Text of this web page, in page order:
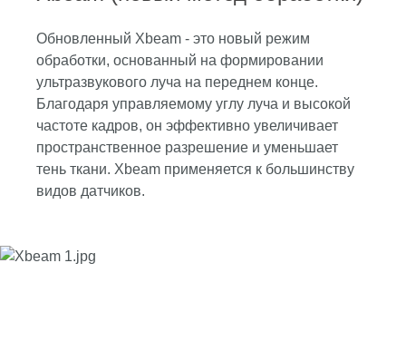
Обновленный Xbeam - это новый режим
обработки, основанный на формировании
ультразвукового луча на переднем конце.
Благодаря управляемому углу луча и высокой
частоте кадров, он эффективно увеличивает
пространственное разрешение и уменьшает
тень ткани. Xbeam применяется к большинству
видов датчиков.